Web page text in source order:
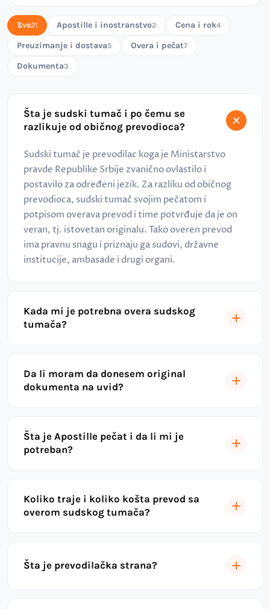
Sve21 Apostille i inostranstvo2 Cena i rok4
Preuzimanje i dostava5 Overa i pečat7
Dokumenta3
Šta je sudski tumač i po čemu se
razlikuje od običnog prevodioca?
Sudski tumač je prevodilac koga je Ministarstvo
pravde Republike Srbije zvanično ovlastilo i
postavilo za određeni jezik. Za razliku od običnog
prevodioca, sudski tumač svojim pečatom i
potpisom overava prevod i time potvrđuje da je on
veran, tj. istovetan originalu. Tako overen prevod
ima pravnu snagu i priznaju ga sudovi, državne
institucije, ambasade i drugi organi.
Kada mi je potrebna overa sudskog
tumača?
Da li moram da donesem original
dokumenta na uvid?
Šta je Apostille pečat i da li mi je
potreban?
Koliko traje i koliko košta prevod sa
overom sudskog tumača?
Šta je prevodilačka strana?